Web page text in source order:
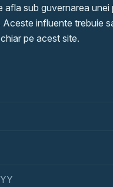
afla sub guvernarea
influente trebuie
pe acest site.